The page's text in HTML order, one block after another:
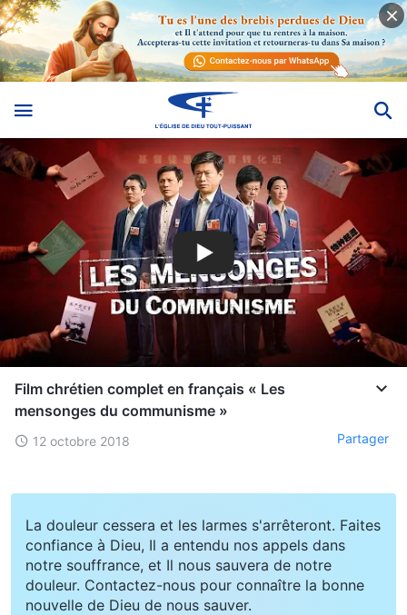
Film chrétien complet en français « Les
mensonges du communisme »
12 octobre 2018 Partager
La douleur cessera et les larmes s'arrêteront. Faites
confiance à Dieu, Il a entendu nos appels dans
notre souffrance, et Il nous sauvera de notre
douleur. Contactez-nous pour connaître la bonne
nouvelle de Dieu de nous sauver.